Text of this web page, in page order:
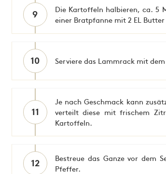
9
Die Kartoffeln halbieren, ca. 5
einer Bratpfanne mit 2 EL
10 Serviere das Lammrack mit
11
Je nach Geschmack kann
verteilt diese mit frischem
Kartoffeln.
12
Bestreue das Ganze vor dem
Pfeffer.